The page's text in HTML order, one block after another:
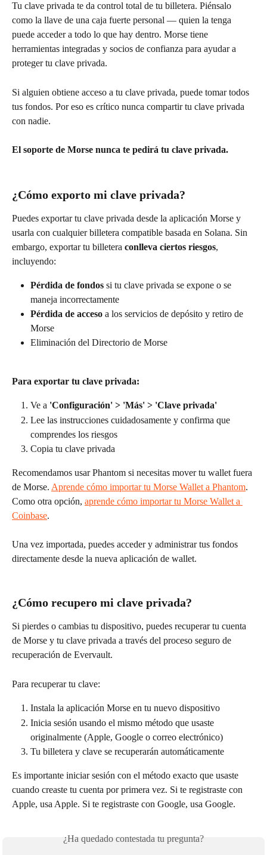
Tu clave privada te da control total de tu billetera. Piénsalo
como la llave de una caja fuerte personal — quien la tenga
puede acceder a todo lo que hay dentro. Morse tiene
herramientas integradas y socios de confianza para ayudar a
proteger tu clave privada.
Si alguien obtiene acceso a tu clave privada, puede tomar todos
tus fondos. Por eso es crítico nunca compartir tu clave privada
con nadie.
El soporte de Morse nunca te pedirá tu clave privada.
¿Cómo exporto mi clave privada?
Puedes exportar tu clave privada desde la aplicación Morse y
usarla con cualquier billetera compatible basada en Solana. Sin
embargo, exportar tu billetera conlleva ciertos riesgos,
incluyendo:
Pérdida de fondos si tu clave privada se expone o se
maneja incorrectamente
Pérdida de acceso a los servicios de depósito y retiro de
Morse
Eliminación del Directorio de Morse
Para exportar tu clave privada:
Ve a 'Configuración' > 'Más' > 'Clave privada'
Lee las instrucciones cuidadosamente y confirma que
comprendes los riesgos
Copia tu clave privada
Recomendamos usar Phantom si necesitas mover tu wallet fuera
de Morse. Aprende cómo importar tu Morse Wallet a Phantom.
Como otra opción, aprende cómo importar tu Morse Wallet a
Coinbase.
Una vez importada, puedes acceder y administrar tus fondos
directamente desde la nueva aplicación de wallet.
¿Cómo recupero mi clave privada?
Si pierdes o cambias tu dispositivo, puedes recuperar tu cuenta
de Morse y tu clave privada a través del proceso seguro de
recuperación de Evervault.
Para recuperar tu clave:
Instala la aplicación Morse en tu nuevo dispositivo
Inicia sesión usando el mismo método que usaste
originalmente (Apple, Google o correo electrónico)
Tu billetera y clave se recuperarán automáticamente
Es importante iniciar sesión con el método exacto que usaste
cuando creaste tu cuenta por primera vez. Si te registraste con
Apple, usa Apple. Si te registraste con Google, usa Google.
¿Ha quedado contestada tu pregunta?